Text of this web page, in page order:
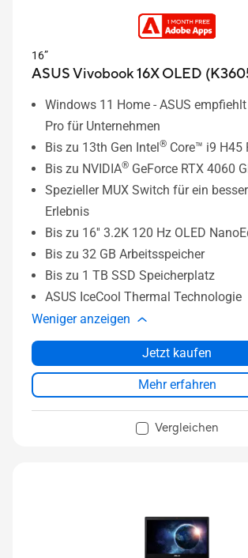
16”
ASUS Vivobook 16X OLED
Windows 11 Home - ASUS
Pro für Unternehmen
Bis zu 13th Gen Intel® Core™ i9 H45
Bis zu NVIDIA® GeForce RTX 4060
Spezieller MUX Switch für ein
Erlebnis
Bis zu 16'' 3.2K 120 Hz OLED
Bis zu 32 GB Arbeitsspeicher
Bis zu 1 TB SSD Speicherplatz
ASUS IceCool Thermal Technologie
Weniger anzeigen
Jetzt kaufen
Mehr erfahren
Vergleichen